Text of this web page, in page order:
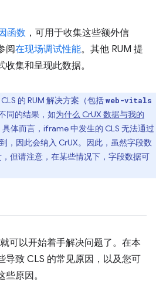
函数 ，可用于收集这些额外信
阅在现场调试性能。其他 RUM 提
集和呈现此数据。
的 RUM 解决方案（包括web-vitals
同的结果，如为什么 CrUX 数据与我的
体而言，iframe 中发生的 CLS 无法通过
，因此会纳入 CrUX。因此，虽然字段数
但请注意，在某些情况下，字段数据可
可以开始着手解决问题了。在本
导致 CLS 的常见原因，以及您可
原因。